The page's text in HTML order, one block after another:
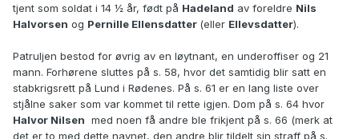
tjent som soldat i 14 ½ år, født på Hadeland av foreldre Nils
Halvorsen og Pernille Ellensdatter (eller Ellevsdatter).
Patruljen bestod for øvrig av en løytnant, en underoffiser og 21
mann. Forhørene sluttes på s. 58, hvor det samtidig blir satt en
stabkrigsrett på Lund i Rødenes. På s. 61 er en lang liste over
stjålne saker som var kommet til rette igjen. Dom på s. 64 hvor
Halvor Nilsen med noen få andre ble frikjent på s. 66 (merk at
det er to med dette navnet, den andre blir tildelt sin straff på s.